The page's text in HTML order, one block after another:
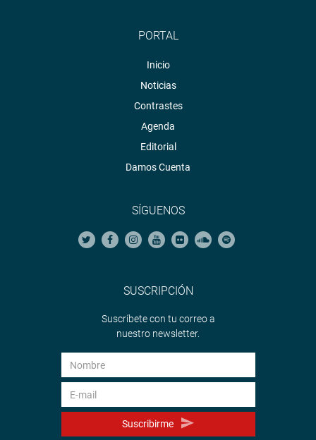
PORTAL
Inicio
Noticias
Contrastes
Agenda
Editorial
Damos Cuenta
SÍGUENOS
SUSCRIPCIÓN
Suscríbete con tu correo a
nuestro newsletter.
Suscribirme